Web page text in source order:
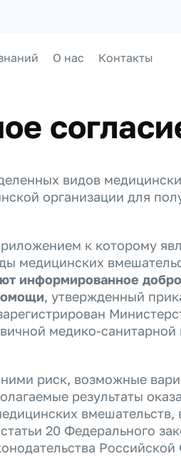
О нас Контакты
видов
организации для
к которому
медицинских
информированное
, утвержденный
медико-
риск, возможные
результаты
20 Федерального
Российской